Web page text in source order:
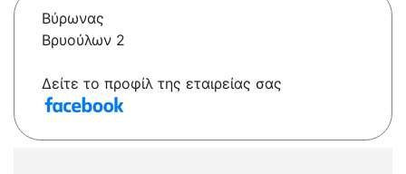
Βύρωνας
Βρυούλων 2
Δείτε το προφίλ της εταιρείας σας